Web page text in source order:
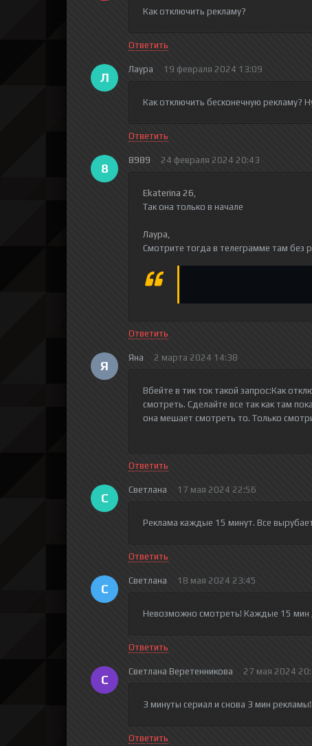
Как отключить рекламу?
Ответить
Л
Лаура 19 февраля 2024 13:09
Как отключить бесконечную рекламу?
Ответить
8
8989 24 февраля 2024 20:43
Ekaterina 26,
Так она только в начале
Лаура,
Смотрите тогда в телеграмме там без
Ответить
Я
Яна 2 марта 2024 14:38
Вбейте в тик ток такой запрос:Как
смотреть. Сделайте все так как там
она мешает смотреть то. Только
Ответить
С
Светлана 17 мая 2024 22:56
Реклама каждые 15 минут. Все
Ответить
С
Светлана 18 мая 2024 23:45
Невозможно смотреть! Каждые 15 мин
Ответить
С
Светлана Веретенникова 27 мая 2024
3 минуты сериал и снова 3 мин
Ответить